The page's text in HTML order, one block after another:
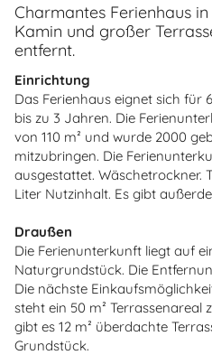
Charmantes Ferienhaus
Kamin und großer
entfernt.
Einrichtung
Das Ferienhaus eignet sich für
bis zu 3 Jahren. Die
von 110 m² und wurde 2000
mitzubringen. Die
ausgestattet. Wäschetrockner.
Liter Nutzinhalt. Es gibt
Draußen
Die Ferienunterkunft liegt auf
Naturgrundstück. Die
Die nächste
steht ein 50 m² Terrassenareal
gibt es 12 m² überdachte
Grundstück.